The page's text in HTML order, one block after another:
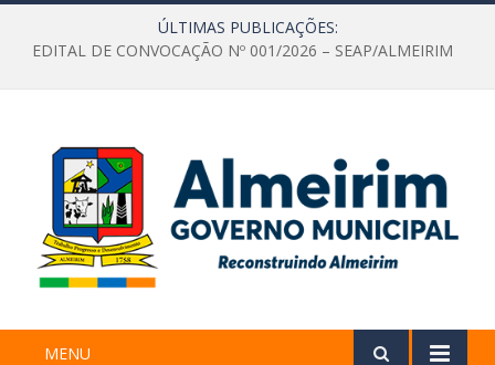
ÚLTIMAS PUBLICAÇÕES:
EDITAL DE CONVOCAÇÃO Nº 001/2026 – SEAP/ALMEIRIM
MENU